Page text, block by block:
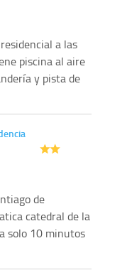
a las
piscina al aire
y pista de
de
catedral de la
solo 10 minutos